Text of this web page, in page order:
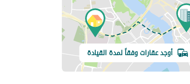
أوجد عقارات وفقاً لمدة القيادة